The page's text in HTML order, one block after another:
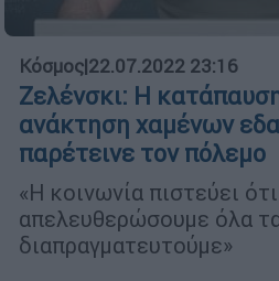
Κόσμος|22.07.2022 23:16
Ζελένσκι: Η
ανάκτηση χαμένων
παρέτεινε τον πόλεμο
«Η κοινωνία πιστεύει
απελευθερώσουμε όλα
διαπραγματευτούμε»